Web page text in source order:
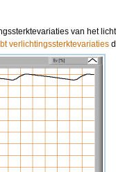
van het
verlichtingssterktevariaties